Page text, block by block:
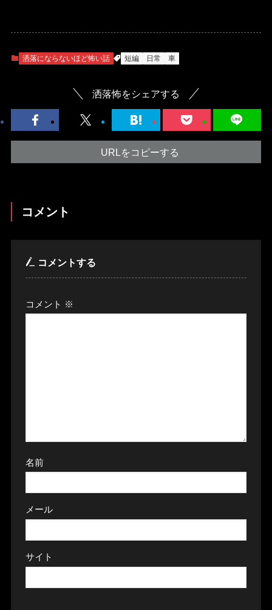
洒落にならないほど怖い話 短編 日常 車
洒落怖をシェアする
URLをコピーする
コメント
コメントする
コメント ※
名前
メール
サイト